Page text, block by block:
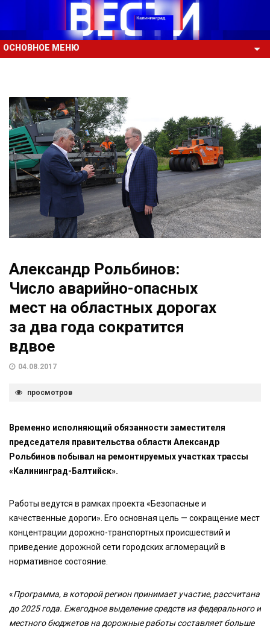
ОСНОВНОЕ МЕНЮ
Александр Рольбинов:
Число аварийно-опасных
мест на областных дорогах
за два года сократится
вдвое
04.08.2017
просмотров
Временно исполняющий обязанности заместителя
председателя правительства области Александр
Рольбинов побывал на ремонтируемых участках трассы
«Калининград-Балтийск».
Работы ведутся в рамках проекта «Безопасные и
качественные дороги». Его основная цель — сокращение мест
концентрации дорожно-транспортных происшествий и
приведение дорожной сети городских агломераций в
нормативное состояние.
«Программа, в которой регион принимает участие, рассчитана
до 2025 года. Ежегодное выделение средств из федерального и
местного бюджетов на дорожные работы составляет больше